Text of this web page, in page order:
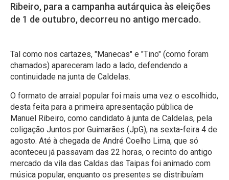
Ribeiro, para a campanha autárquica às eleições
de 1 de outubro, decorreu no antigo mercado.
Tal como nos cartazes, "Manecas" e "Tino" (como foram
chamados) apareceram lado a lado, defendendo a
continuidade na junta de Caldelas.
O formato de arraial popular foi mais uma vez o escolhido,
desta feita para a primeira apresentação pública de
Manuel Ribeiro, como candidato à junta de Caldelas, pela
coligação Juntos por Guimarães (JpG), na sexta-feira 4 de
agosto. Até à chegada de André Coelho Lima, que só
aconteceu já passavam das 22 horas, o recinto do antigo
mercado da vila das Caldas das Taipas foi animado com
música popular, enquanto os presentes se distribuíam